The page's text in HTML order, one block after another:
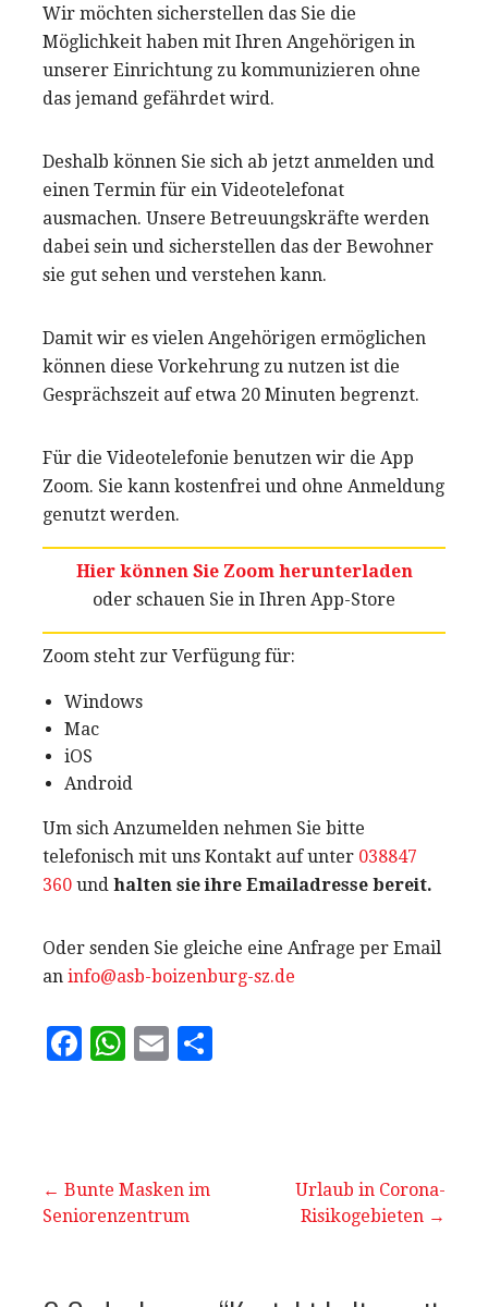
Wir möchten sicherstellen das Sie die
Möglichkeit haben mit Ihren Angehörigen in
unserer Einrichtung zu kommunizieren ohne
das jemand gefährdet wird.
Deshalb können Sie sich ab jetzt anmelden und
einen Termin für ein Videotelefonat
ausmachen. Unsere Betreuungskräfte werden
dabei sein und sicherstellen das der Bewohner
sie gut sehen und verstehen kann.
Damit wir es vielen Angehörigen ermöglichen
können diese Vorkehrung zu nutzen ist die
Gesprächszeit auf etwa 20 Minuten begrenzt.
Für die Videotelefonie benutzen wir die App
Zoom. Sie kann kostenfrei und ohne Anmeldung
genutzt werden.
Hier können Sie Zoom herunterladen
oder schauen Sie in Ihren App-Store
Zoom steht zur Verfügung für:
Windows
Mac
iOS
Android
Um sich Anzumelden nehmen Sie bitte
telefonisch mit uns Kontakt auf unter 038847
360 und halten sie ihre Emailadresse bereit.
Oder senden Sie gleiche eine Anfrage per Email
an info@asb-boizenburg-sz.de
F
b
o
W
A
p
E
Beitragsnavigation
← Bunte Masken im
Seniorenzentrum
Urlaub in Corona-
Risikogebieten →